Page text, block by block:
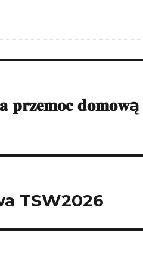
𝐩𝐫𝐳𝐞𝐦𝐨𝐜
TSW2026